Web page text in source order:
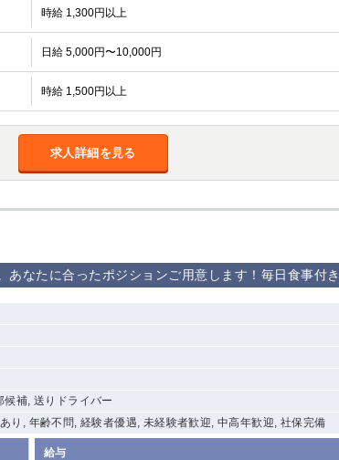
時給 1,300円以上
日給 5,000円〜10,000円
時給 1,500円以上
求人詳細を見る
なたに合ったポジションご用意します！毎日食事付
補, 送りドライバー
り, 年齢不問, 経験者優遇, 未経験者歓迎, 中高年歓迎, 社保完備
給与